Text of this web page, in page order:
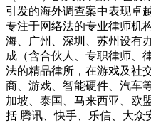
引发的海外调查案中表现卓
专注于网络法的专业律师机
海、广州、深圳、苏州设有
成（含合伙人、专职律师、
法的精品律所，在游戏及社
商、游戏、智能硬件、汽车
加坡、泰国、马来西亚、欧
括 腾讯、快手、乐信、大众